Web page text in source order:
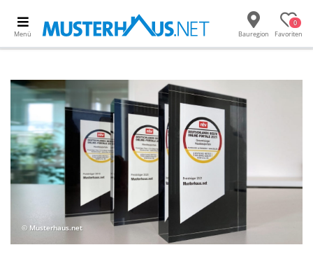
Menü Bauregion
0
Favoriten
© Musterhaus.net